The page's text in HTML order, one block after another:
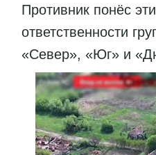
Противник понёс
ответственности
«Север», «Юг» и